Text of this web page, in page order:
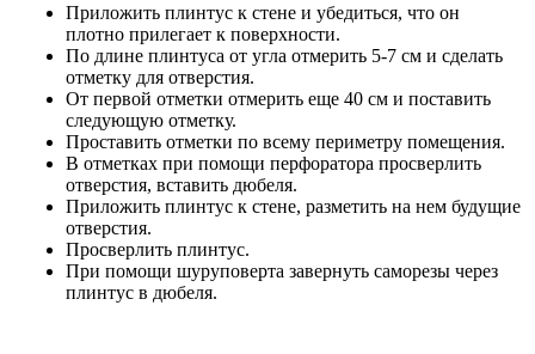
Приложить плинтус к стене и убедиться, что он
плотно прилегает к поверхности.
По длине плинтуса от угла отмерить 5-7 см и сделать
отметку для отверстия.
От первой отметки отмерить еще 40 см и поставить
следующую отметку.
Проставить отметки по всему периметру помещения.
В отметках при помощи перфоратора просверлить
отверстия, вставить дюбеля.
Приложить плинтус к стене, разметить на нем будущие
отверстия.
Просверлить плинтус.
При помощи шуруповерта завернуть саморезы через
плинтус в дюбеля.